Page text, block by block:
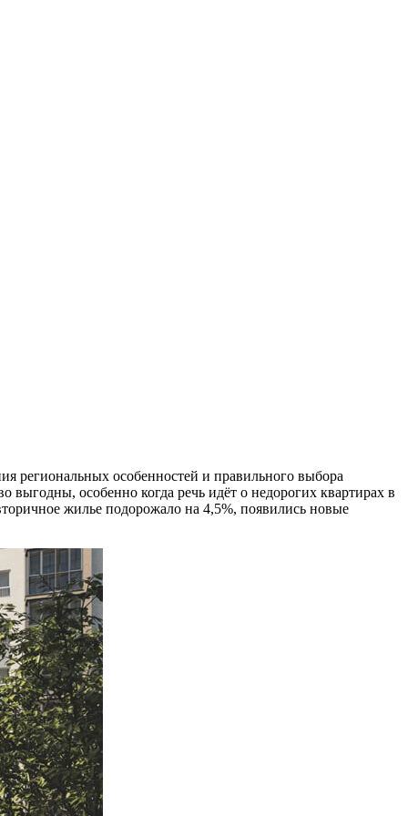
региональных особенностей и правильного выбора
особенно когда речь идёт о недорогих квартирах в
жилье подорожало на 4,5%, появились новые